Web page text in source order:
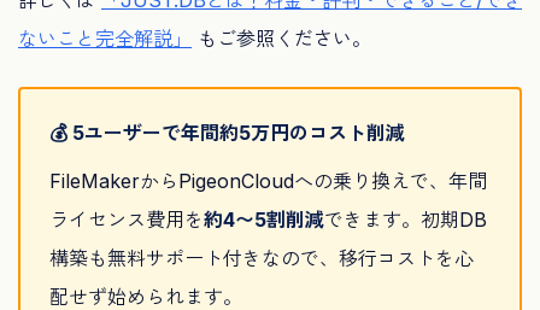
ないこと完全解説」
もご参照ください。
💰 5ユーザーで年間約5万円のコスト削減
FileMakerからPigeonCloudへの乗り換えで、年間
ライセンス費用を約4〜5割削減できます。初期DB
構築も無料サポート付きなので、移行コストを心
配せず始められます。